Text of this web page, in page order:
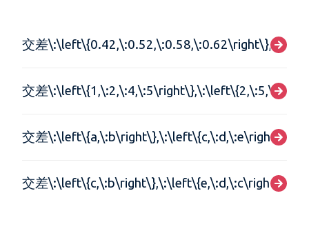
交差
交差
交差\:\left\{a,\:b\right\},\:\left\{c,\:d,\:e\right\}
交差\:\left\{c,\:b\right\},\:\left\{e,\:d,\:c\right\}